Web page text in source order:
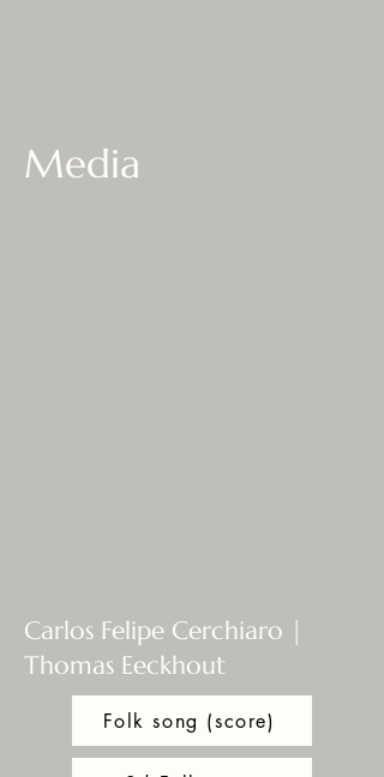
Media
Carlos Felipe Cerchiaro |
Thomas Eeckhout
Folk song (score)